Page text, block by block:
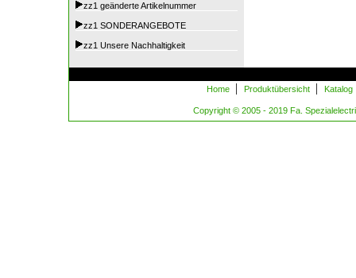
zz1 geänderte Artikelnummer
zz1 SONDERANGEBOTE
zz1 Unsere Nachhaltigkeit
Home | Produktübersicht | Katalog
Copyright © 2005 - 2019 Fa.